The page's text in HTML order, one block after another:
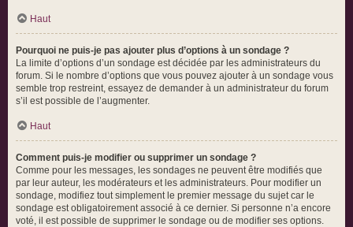
Haut
Pourquoi ne puis-je pas ajouter plus d’options à un sondage ?
La limite d’options d’un sondage est décidée par les administrateurs du
forum. Si le nombre d’options que vous pouvez ajouter à un sondage vous
semble trop restreint, essayez de demander à un administrateur du forum
s’il est possible de l’augmenter.
Haut
Comment puis-je modifier ou supprimer un sondage ?
Comme pour les messages, les sondages ne peuvent être modifiés que
par leur auteur, les modérateurs et les administrateurs. Pour modifier un
sondage, modifiez tout simplement le premier message du sujet car le
sondage est obligatoirement associé à ce dernier. Si personne n’a encore
voté, il est possible de supprimer le sondage ou de modifier ses options.